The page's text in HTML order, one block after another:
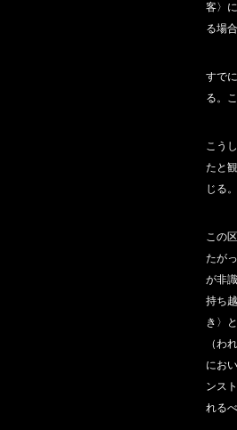
客〉
る場
すで
る。
こう
たと
じる。
この
たが
が非
持ち
き〉
（わ
にお
ンス
れる